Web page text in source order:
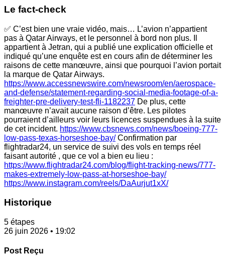
Le fact-check
✅ C’est bien une vraie vidéo, mais… L’avion n’appartient
pas à Qatar Airways, et le personnel à bord non plus. Il
appartient à Jetran, qui a publié une explication officielle et
indiqué qu’une enquête est en cours afin de déterminer les
raisons de cette manœuvre, ainsi que pourquoi l’avion portait
la marque de Qatar Airways.
https://www.accessnewswire.com/newsroom/en/aerospace-
and-defense/statement-regarding-social-media-footage-of-a-
freighter-pre-delivery-test-fli-1182237 De plus, cette
manœuvre n’avait aucune raison d’être. Les pilotes
pourraient d’ailleurs voir leurs licences suspendues à la suite
de cet incident. https://www.cbsnews.com/news/boeing-777-
low-pass-texas-horseshoe-bay/Confirmation par
flightradar24, un service de suivi des vols en temps réel
faisant autorité , que ce vol a bien eu lieu :
https://www.flightradar24.com/blog/flight-tracking-news/777-
makes-extremely-low-pass-at-horseshoe-bay/
https://www.instagram.com/reels/DaAurjut1xX/
Historique
5 étapes
26 juin 2026 • 19:02
Post Reçu